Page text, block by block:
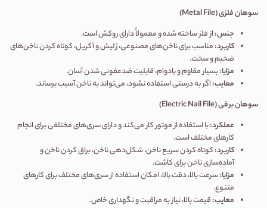
سوهان فلزی (Metal File
)
جنس:از فلز ساخته شده و معمولاً دارای روکش است.
کاربرد:مناسب برای ناخن‌های مصنوعی، ژلیش و آکریل، کوتاه کردن ناخن‌های
ضخیم و سخت.
مزایا:بسیار مقاوم و بادوام، قابلیت ضدعفونی شدن آسان.
معایب:اگر به درستی استفاده نشود، می‌تواند به ناخن آسیب برساند.
سوهان برقی (Electric Nail File
)
عملکرد:با استفاده از موتور کار می‌کند و دارای سری‌های مختلفی برای انجام
کارهای مختلف است.
کاربرد:کوتاه کردن سریع ناخن، شکل‌دهی ناخن، براق کردن ناخن و
آماده‌سازی ناخن برای کاشت.
مزایا:سرعت بالا، دقت بالا، امکان استفاده از سری‌های مختلف برای کارهای
متنوع.
معایب:قیمت بالا، نیاز به مراقبت و نگهداری خاص.